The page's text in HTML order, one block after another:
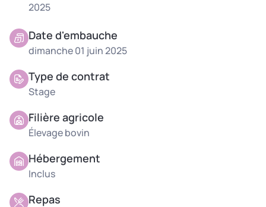
2025
Date d'embauche
dimanche 01 juin 2025
Type de contrat
Stage
Filière agricole
Élevage bovin
Hébergement
Inclus
Repas